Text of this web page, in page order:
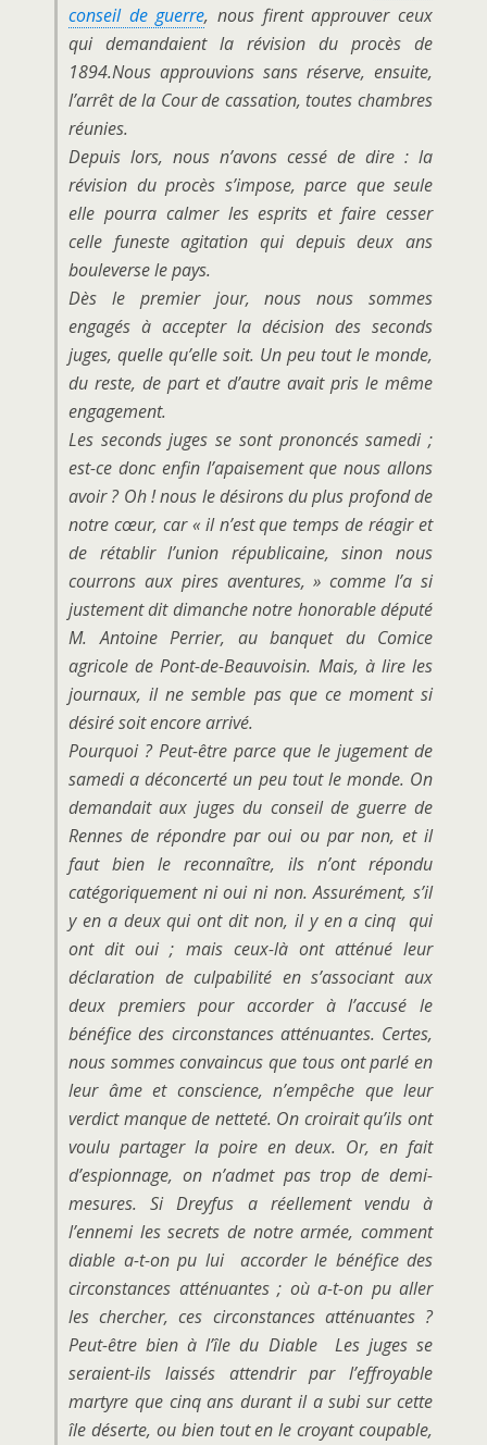
conseil de guerre, nous firent approuver ceux
qui demandaient la révision du procès de
1894.Nous approuvions sans réserve, ensuite,
l’arrêt de la Cour de cassation, toutes chambres
réunies.
Depuis lors, nous n’avons cessé de dire : la
révision du procès s’impose, parce que seule
elle pourra calmer les esprits et faire cesser
celle funeste agitation qui depuis deux ans
bouleverse le pays.
Dès le premier jour, nous nous sommes
engagés à accepter la décision des seconds
juges, quelle qu’elle soit. Un peu tout le monde,
du reste, de part et d’autre avait pris le même
engagement.
Les seconds juges se sont prononcés samedi ;
est-ce donc enfin l’apaisement que nous allons
avoir ? Oh ! nous le désirons du plus profond de
notre cœur, car « il n’est que temps de réagir et
de rétablir l’union républicaine, sinon nous
courrons aux pires aventures, » comme l’a si
justement dit dimanche notre honorable député
M. Antoine Perrier, au banquet du Comice
agricole de Pont-de-Beauvoisin. Mais, à lire les
journaux, il ne semble pas que ce moment si
désiré soit encore arrivé.
Pourquoi ? Peut-être parce que le jugement de
samedi a déconcerté un peu tout le monde. On
demandait aux juges du conseil de guerre de
Rennes de répondre par oui ou par non, et il
faut bien le reconnaître, ils n’ont répondu
catégoriquement ni oui ni non. Assurément, s’il
y en a deux qui ont dit non, il y en a cinq qui
ont dit oui ; mais ceux-là ont atténué leur
déclaration de culpabilité en s’associant aux
deux premiers pour accorder à l’accusé le
bénéfice des circonstances atténuantes. Certes,
nous sommes convaincus que tous ont parlé en
leur âme et conscience, n’empêche que leur
verdict manque de netteté. On croirait qu’ils ont
voulu partager la poire en deux. Or, en fait
d’espionnage, on n’admet pas trop de demi-
mesures. Si Dreyfus a réellement vendu à
l’ennemi les secrets de notre armée, comment
diable a-t-on pu lui accorder le bénéfice des
circonstances atténuantes ; où a-t-on pu aller
les chercher, ces circonstances atténuantes ?
Peut-être bien à l’île du Diable Les juges se
seraient-ils laissés attendrir par l’effroyable
martyre que cinq ans durant il a subi sur cette
île déserte, ou bien tout en le croyant coupable,